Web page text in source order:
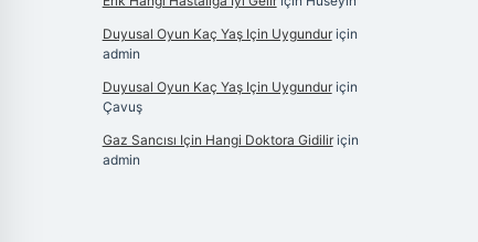
Duyusal Oyun Kaç Yaş Için Uygunduriçin
admin
Duyusal Oyun Kaç Yaş Için Uygunduriçin
Çavuş
Gaz Sancısı Için Hangi Doktora Gidiliriçin
admin